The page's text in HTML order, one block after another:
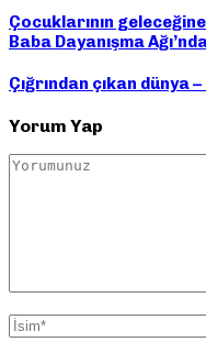
Çocuklarının
Baba Dayanışma
Çığrından çıkan dünya
Yorum Yap